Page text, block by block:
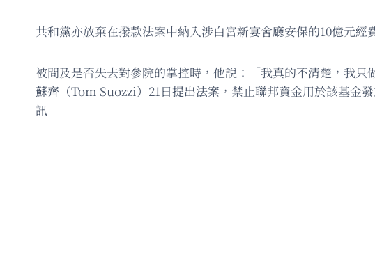
共和黨亦放棄在撥款法案中納入涉白宮新宴會廳安保的10億元
被問及是否失去對參院的掌控時，他說：「我真的不清楚，我
蘇齊（Tom Suozzi）21日提出法案，禁止聯邦資金用於該基金
訊